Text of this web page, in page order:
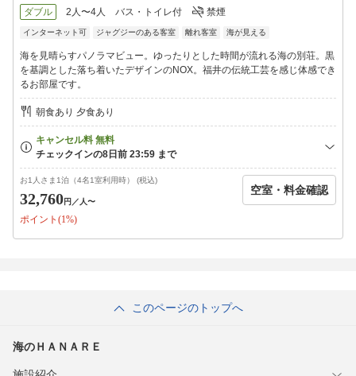
ダブル 2人〜4人 バス・トイレ付 禁煙
インターネット可 ジャグジーのある客室 離れ客室 海が見える
海を見晴らすパノラマビュー。ゆったりとした時間が流れる海の別荘。黒
を基調とした落ち着いたデザインのNOX。福井の伝統工芸を感じ体感でき
るお部屋です。
朝食あり 夕食あり
お1人さま1泊（4名1室利用時） (税込)
32,760円 ／人〜
ポイント(1%)
空室・料金確認
このページのトップへ
海のＨＡＮＡＲＥ